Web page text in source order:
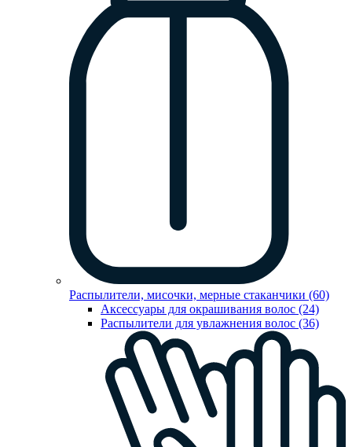
Распылители, мисочки, мерные стаканчики (60)
Аксессуары для окрашивания волос (24)
Распылители для увлажнения волос (36)